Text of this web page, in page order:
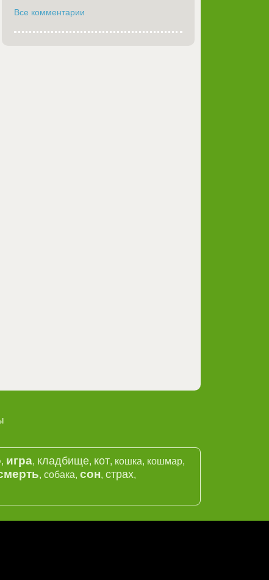
Все комментарии
, игра, кладбище, кот, кошка, кошмар,
, собака, сон, страх,